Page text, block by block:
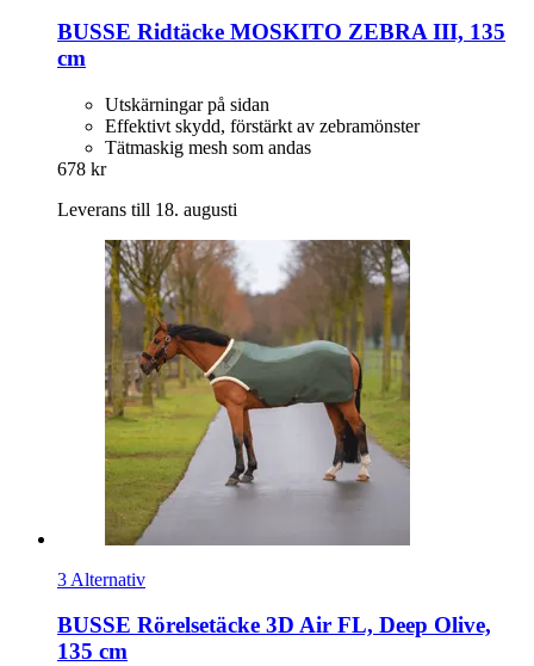
BUSSE Ridtäcke MOSKITO ZEBRA III, 135
cm
Utskärningar på sidan
Effektivt skydd, förstärkt av zebramönster
Tätmaskig mesh som andas
678 kr
Leverans till 18. augusti
3 Alternativ
BUSSE Rörelsetäcke 3D Air FL, Deep Olive,
135 cm